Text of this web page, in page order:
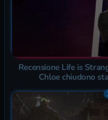
Recensione Life is
Chloe chiudono